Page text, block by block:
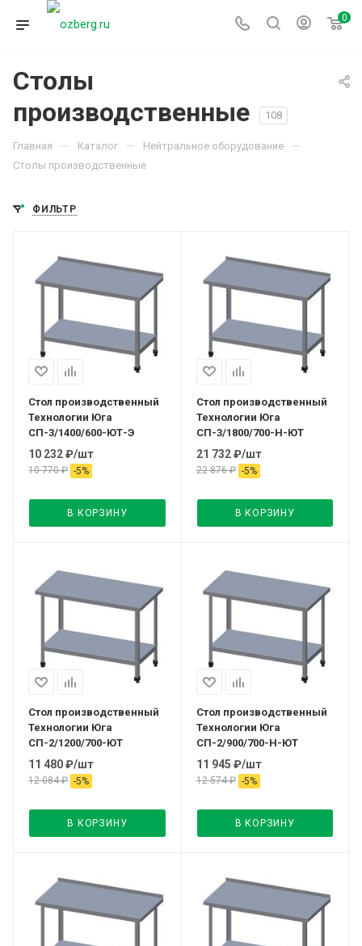
0
Столы
производственные
108
Главная — Каталог — Нейтральное оборудование —
Столы производственные
ФИЛЬТР
Стол производственный
Технологии Юга
СП-3/1400/600-ЮТ-Э
10 232₽/шт
10 770₽ -5%
В КОРЗИНУ
Стол производственный
Технологии Юга
СП-3/1800/700-Н-ЮТ
21 732₽/шт
22 876₽ -5%
В КОРЗИНУ
Стол производственный
Технологии Юга
СП-2/1200/700-ЮТ
11 480₽/шт
12 084₽ -5%
В КОРЗИНУ
Стол производственный
Технологии Юга
СП-2/900/700-Н-ЮТ
11 945 ₽/шт
12 574₽ -5%
В КОРЗИНУ